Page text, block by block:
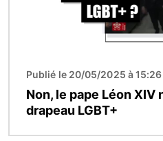
Publié le 20/05/2025 à 15:26
Non, le pape Léon XIV
drapeau LGBT+